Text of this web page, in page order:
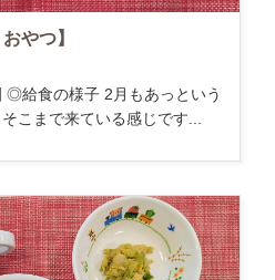
やつ】
◎給食の様子 2月もあっという
こまで来ている感じです...